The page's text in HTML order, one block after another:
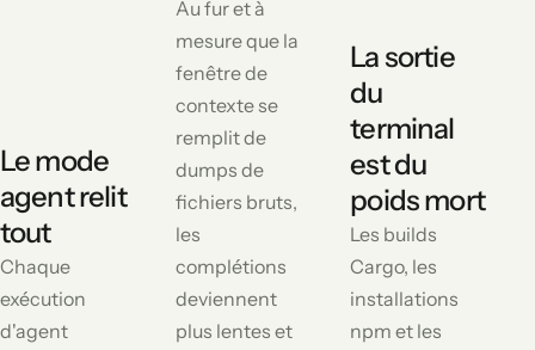
Le mode
agent relit
tout
Chaque
exécution
d'agent
Au fur et à
mesure que la
fenêtre de
contexte se
remplit de
dumps de
fichiers bruts,
les
complétions
deviennent
plus lentes et
La sortie
du
terminal
est du
poids mort
Les builds
Cargo, les
installations
npm et les